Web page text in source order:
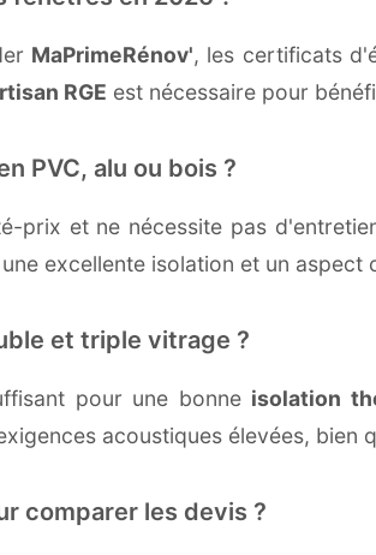
MaPrimeRénov', les certificats
RGE est nécessaire pour
PVC, alu ou bois ?
prix et ne nécessite pas
excellente isolation et un
et triple vitrage ?
pour une bonne isolation
acoustiques élevées, bien
comparer les devis ?